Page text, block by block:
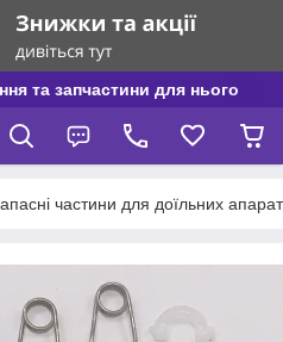
та запчастини для нього
частини для доїльних